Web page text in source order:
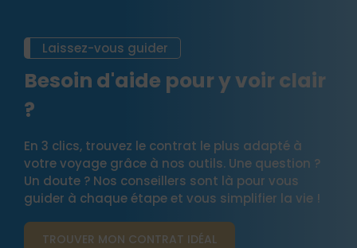
Laissez-vous guider
Besoin d'aide pour y voir clair
?
En 3 clics, trouvez le contrat le plus adapté à
votre voyage grâce à nos outils. Une question ?
Un doute ? Nos conseillers sont là pour vous
guider à chaque étape et vous simplifier la vie !
TROUVER MON CONTRAT​ IDÉAL